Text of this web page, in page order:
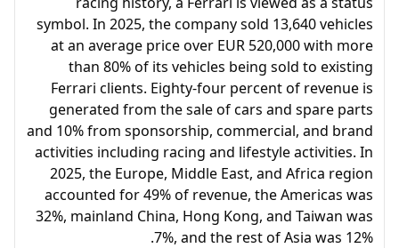
symbol. In 2025, the company sold 13,640 vehicles
at an average price over EUR 520,000 with more
than 80% of its vehicles being sold to existing
Ferrari clients. Eighty-four percent of revenue is
generated from the sale of cars and spare parts
and 10% from sponsorship, commercial, and brand
activities including racing and lifestyle activities. In
2025, the Europe, Middle East, and Africa region
accounted for 49% of revenue, the Americas was
32%, mainland China, Hong Kong, and Taiwan was
7%, and the rest of Asia was 12%.